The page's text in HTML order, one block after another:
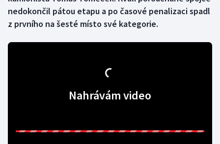
Curling
nedokončil pátou etapu a po časové penalizaci spadl
z prvního na šesté místo své kategorie.
Nahrávám video